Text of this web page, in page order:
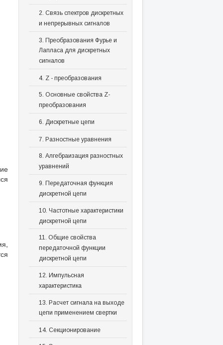
2. Связь спектров дискретных
и непрерывных сигналов
3. Преобразования Фурье и
Лапласа для дискретных
сигналов
4. Z - преобразования
5. Основные свойства Z-
преобразования
6. Дискретные цепи
7. Разностные уравнения
8. Алгебраизация разностных
уравнений
9. Передаточная функция
дискретной цепи
10. Частотные характеристики
дискретной цепи
11. Общие свойства
передаточной функции
дискретной цепи
12. Импульсная
характеристика
13. Расчет сигнала на выходе
цепи применением свертки
14. Секционирование